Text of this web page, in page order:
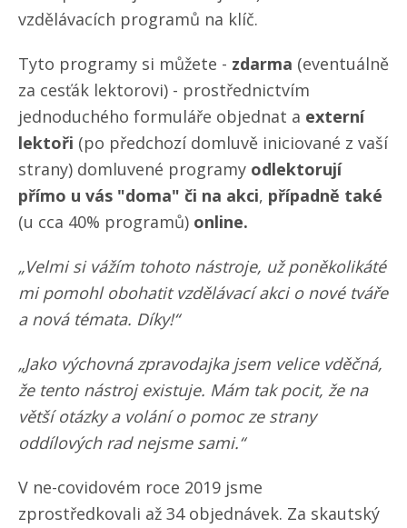
vzdělávacích programů na klíč.
Tyto programy si můžete - zdarma (eventuálně
za cesťák lektorovi) - prostřednictvím
jednoduchého formuláře objednat a externí
lektoři (po předchozí domluvě iniciované z vaší
strany) domluvené programy odlektorují
přímo u vás "doma" či na akci, případně také
(u cca 40% programů) online.
„Velmi si vážím tohoto nástroje, už poněkolikáté
mi pomohl obohatit vzdělávací akci o nové tváře
a nová témata. Díky!“
„Jako výchovná zpravodajka jsem velice vděčná,
že tento nástroj existuje. Mám tak pocit, že na
větší otázky a volání o pomoc ze strany
oddílových rad nejsme sami.“
V ne-covidovém roce 2019 jsme
zprostředkovali až 34 objednávek. Za skautský